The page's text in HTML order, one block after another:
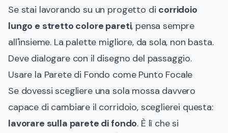
Se stai lavorando su un progetto di corridoio
lungo e stretto colore pareti, pensa sempre
all'insieme. La palette migliore, da sola, non basta.
Deve dialogare con il disegno del passaggio.
Usare la Parete di Fondo come Punto Focale
Se dovessi scegliere una sola mossa davvero
capace di cambiare il corridoio, sceglierei questa:
lavorare sulla parete di fondo. È lì che si